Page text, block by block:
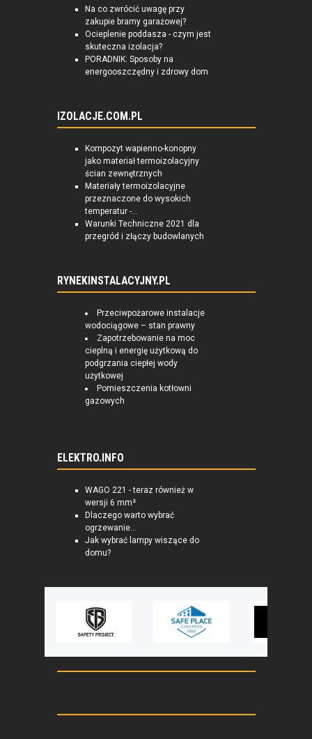
Na co zwrócić uwagę przy
zakupie bramy garażowej?
Ocieplenie poddasza - czym jest
skuteczna izolacja?
PORADNIK: Sposoby na
energooszczędny i zdrowy dom
IZOLACJE.COM.PL
Kompozyt wapienno-konopny
jako materiał termoizolacyjny
ścian zewnętrznych
Materiały termoizolacyjne
przeznaczone do wysokich
temperatur -...
Warunki Techniczne 2021 dla
przegród i złączy budowlanych
RYNEKINSTALACYJNY.PL
Przeciwpożarowe instalacje
wodociągowe – stan prawny
Zapotrzebowanie na moc
cieplną i energię użytkową do
podgrzania ciepłej wody
użytkowej
Pomieszczenia kotłowni
gazowych
ELEKTRO.INFO
WAGO 221 - teraz również w
wersji 6 mm²
Dlaczego warto wybrać
ogrzewanie...
Jak wybrać lampy wiszące do
domu?